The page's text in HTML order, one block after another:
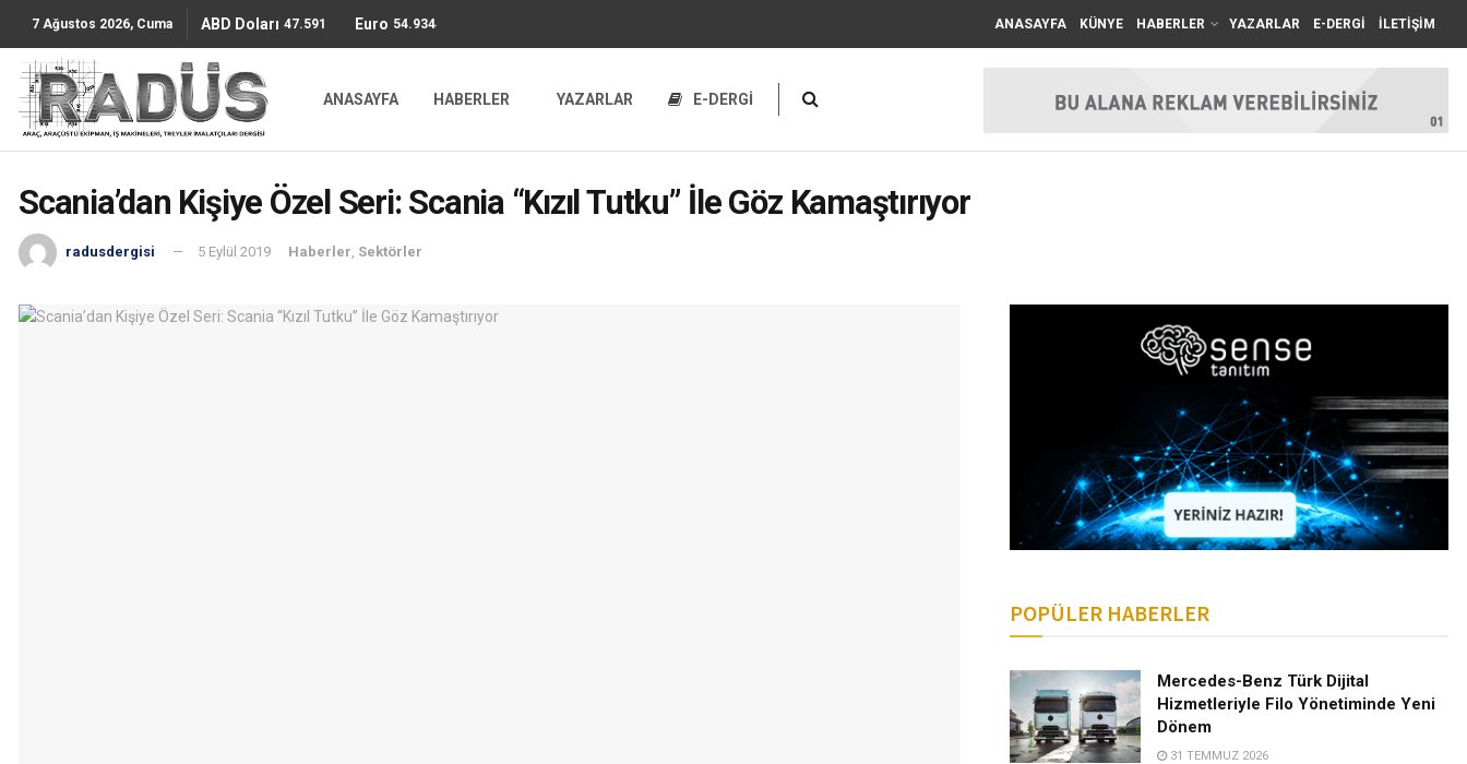
7 Ağustos 2026, Cuma ABD Doları 47.5911 Euro 54.9344 ANASAYFA KÜNYE HABERLER YAZARLAR E-DERGİ İLETİŞİM
ANASAYFA HABERLER YAZARLAR E-DERGİ
Scania’dan Kişiye Özel Seri: Scania “Kızıl Tutku” İle Göz Kamaştırıyor
radusdergisi 5 Eylül 2019 Haberler, Sektörler
POPÜLER HABERLER
Mercedes-Benz Türk Dijital
Hizmetleriyle Filo Yönetiminde Yeni
Dönem
31 TEMMUZ 2026